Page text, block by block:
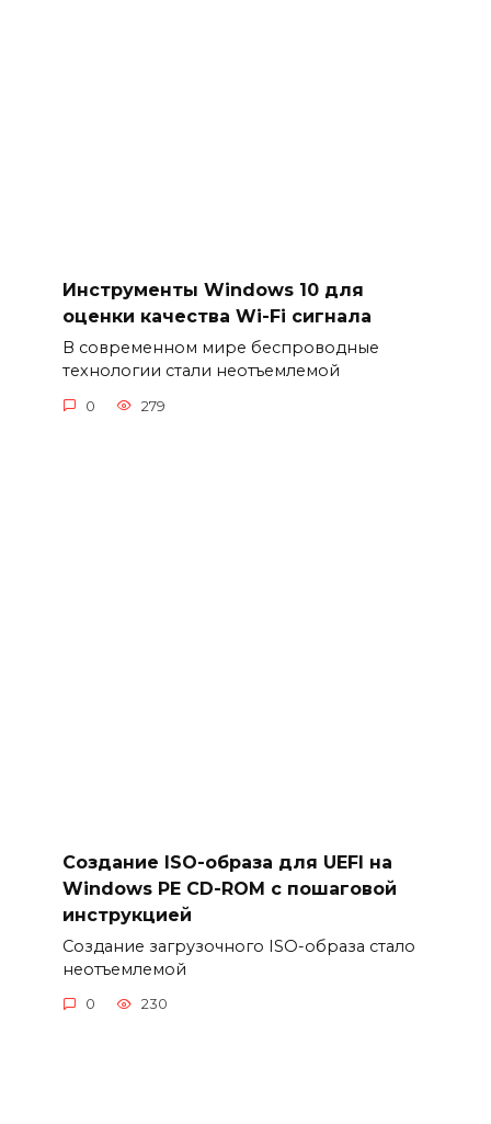
Инструменты Windows 10 для
оценки качества Wi-Fi сигнала
В современном мире беспроводные
технологии стали неотъемлемой
0 279
Создание ISO-образа для UEFI на
Windows PE CD-ROM с пошаговой
инструкцией
Создание загрузочного ISO-образа стало
неотъемлемой
0 230